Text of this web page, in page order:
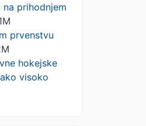
prihodnjem
prvenstvu
hokejske
visoko